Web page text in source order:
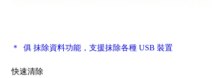
＊ 俱 抹除資料功能，支援抹除各種 USB 裝置
快速清除